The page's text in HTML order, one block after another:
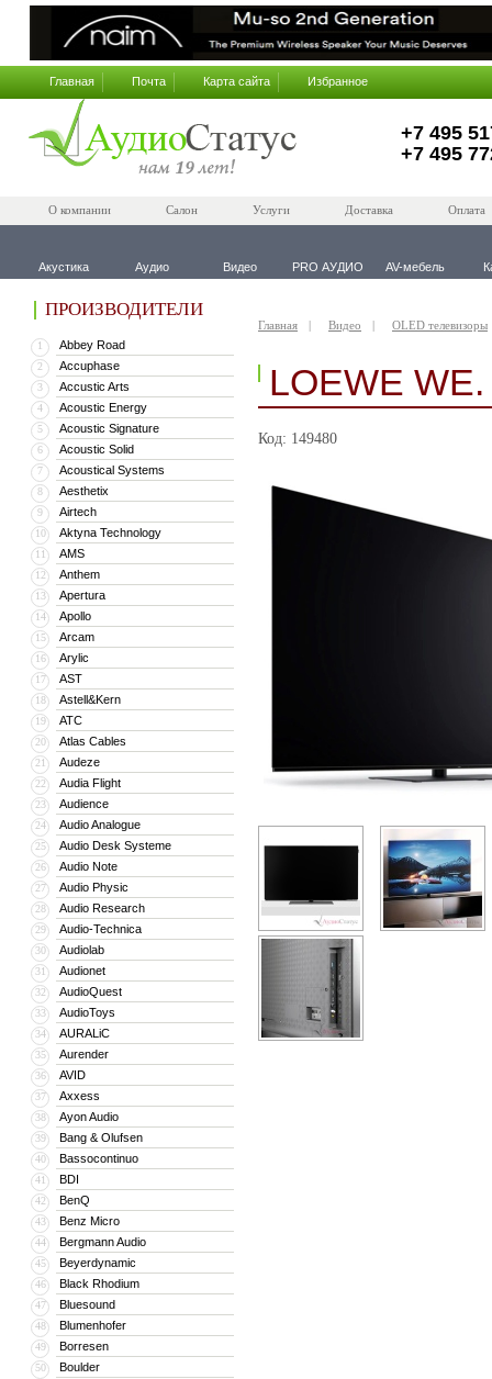
Главная Почта Карта сайта Избранное
+7 495
+7 495
О компании Салон Услуги Доставка Оплата
Акустика Аудио Видео PRO АУДИО AV-мебель
ПРОИЗВОДИТЕЛИ
1 Abbey Road
2 Accuphase
3 Accustic Arts
4 Acoustic Energy
5 Acoustic Signature
6 Acoustic Solid
7 Acoustical Systems
8 Aesthetix
9 Airtech
10 Aktyna Technology
11 AMS
12 Anthem
13 Apertura
14 Apollo
15 Arcam
16 Arylic
17 AST
18 Astell&Kern
19 ATC
20 Atlas Cables
21 Audeze
22 Audia Flight
23 Audience
24 Audio Analogue
25 Audio Desk Systeme
26 Audio Note
27 Audio Physic
28 Audio Research
29 Audio-Technica
30 Audiolab
31 Audionet
32 AudioQuest
33 AudioToys
34 AURALiC
35 Aurender
36 AVID
37 Axxess
38 Ayon Audio
39 Bang & Olufsen
40 Bassocontinuo
41 BDI
42 BenQ
43 Benz Micro
44 Bergmann Audio
45 Beyerdynamic
46 Black Rhodium
47 Bluesound
48 Blumenhofer
49 Borresen
50 Boulder
Главная Видео OLED телевизоры
LOEWE
Код: 149480